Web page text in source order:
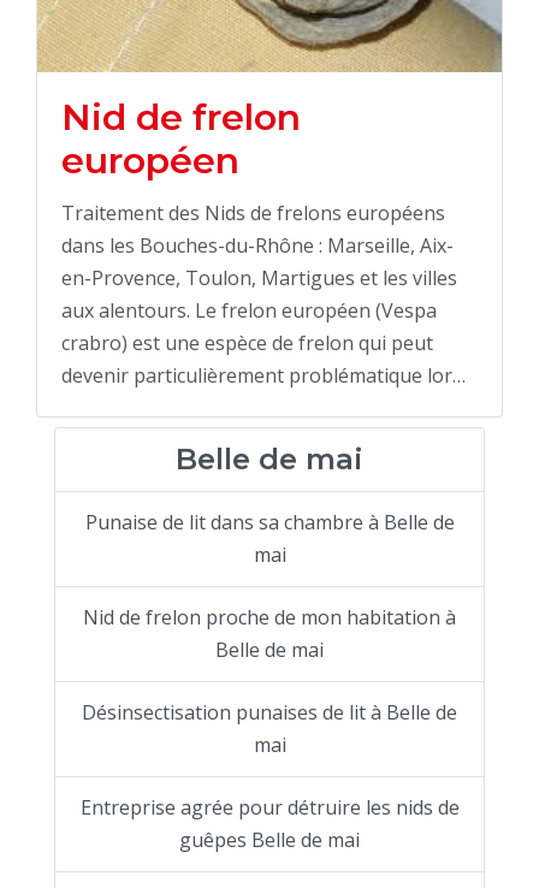
Nid de frelon
européen
Traitement des Nids de frelons européens
dans les Bouches-du-Rhône : Marseille, Aix-
en-Provence, Toulon, Martigues et les villes
aux alentours. Le frelon européen (Vespa
crabro) est une espèce de frelon qui peut
devenir particulièrement problématique lor…
Belle de mai
Punaise de lit dans sa chambre à Belle de
mai
Nid de frelon proche de mon habitation à
Belle de mai
Désinsectisation punaises de lit à Belle de
mai
Entreprise agrée pour détruire les nids de
guêpes Belle de mai